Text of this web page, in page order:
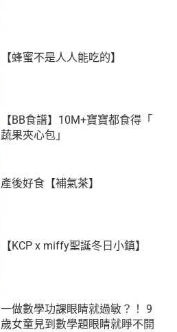
【蜂蜜不是人人能吃的】
【BB食譜】10M+寶寶都食得「
蔬果夾心包」
產後好食【補氣茶】
【KCP x miffy聖誕冬日小鎮】
一做數學功課眼睛就過敏？！ 9
歲女童見到數學題眼睛就睜不開